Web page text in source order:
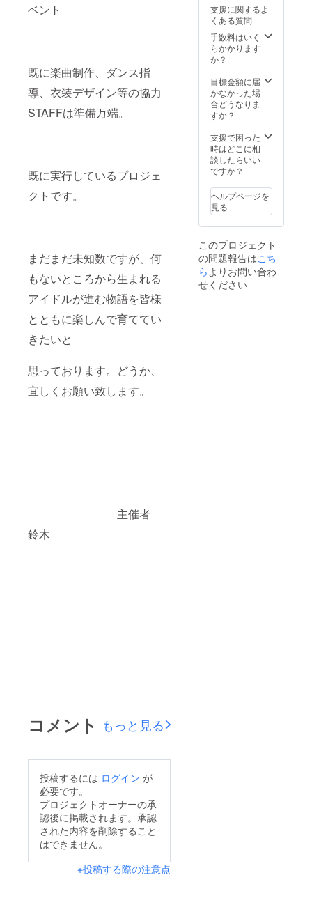
ベント
既に楽曲制作、ダンス指
導、衣装デザイン等の協力
STAFFは準備万端。
既に実行しているプロジェ
クトです。
まだまだ未知数ですが、何
もないところから生まれる
アイドルが進む物語を皆様
とともに楽しんで育ててい
きたいと
思っております。どうか、
宜しくお願い致します。
主催者
鈴木
コメント もっと見る
投稿するには ログイン が
必要です。
プロジェクトオーナーの承
認後に掲載されます。承認
された内容を削除すること
はできません。
※投稿する際の注意点
支援に関するよ
くある質問
手数料はいく
らかかります
か？
目標金額に届
かなかった場
合どうなりま
すか？
支援で困った
時はどこに相
談したらいい
ですか？
ヘルプページを
見る
このプロジェクト
の問題報告はこち
ら よりお問い合わ
せください